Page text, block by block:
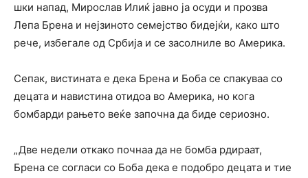
шки напад, Мирослав Илиќ јавно ја осуди и прозва
Лепа Брена и нејзиното семејство бидејќи, како што
рече, избегале од Србија и се засолниле во Америка.
Сепак, вистината е дека Брена и Боба се спакуваа со
децата и навистина отидоа во Америка, но кога
бомбарди рањето веќе започна да биде сериозно.
„Две недели откако почнаа да не бомба рдираат,
Брена се согласи со Боба дека е подобро децата и тие